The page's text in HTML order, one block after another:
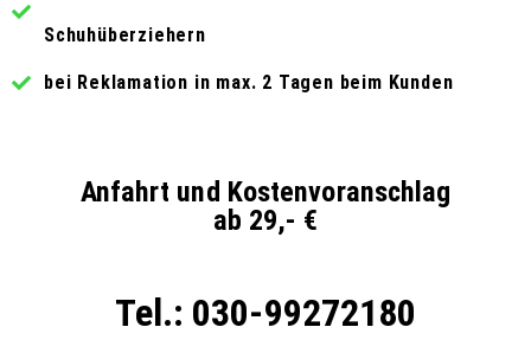
Schuhüberziehern
bei Reklamation in max. 2 Tagen beim Kunden
Anfahrt und Kostenvoranschlag
ab 29,- €
Tel.: 030-99272180